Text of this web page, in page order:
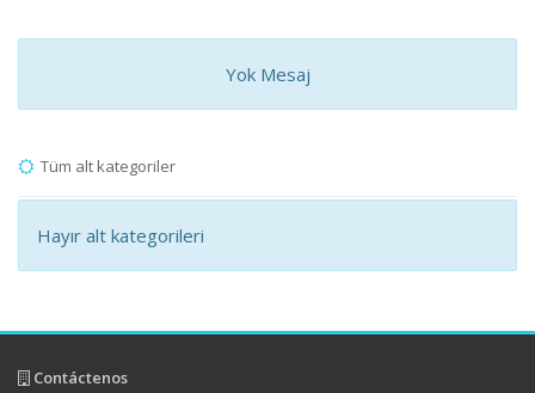
Yok Mesaj
Tüm alt kategoriler
Hayır alt kategorileri
Contáctenos